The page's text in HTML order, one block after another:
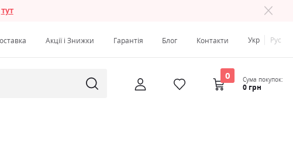
тут
Акції і Знижки Гарантія Блог Контакти Укр Рус
0 Сума покупок:
0 грн